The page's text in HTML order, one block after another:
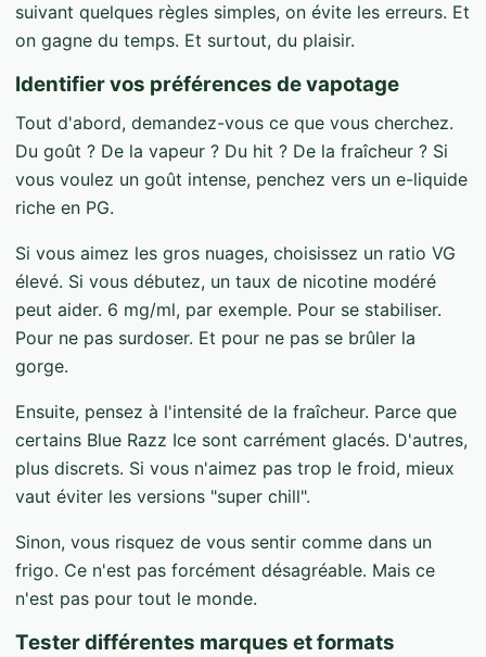
suivant quelques règles simples, on évite les erreurs. Et
on gagne du temps. Et surtout, du plaisir.
Identifier vos préférences de vapotage
Tout d'abord, demandez-vous ce que vous cherchez.
Du goût ? De la vapeur ? Du hit ? De la fraîcheur ? Si
vous voulez un goût intense, penchez vers un e-liquide
riche en PG.
Si vous aimez les gros nuages, choisissez un ratio VG
élevé. Si vous débutez, un taux de nicotine modéré
peut aider. 6 mg/ml, par exemple. Pour se stabiliser.
Pour ne pas surdoser. Et pour ne pas se brûler la
gorge.
Ensuite, pensez à l'intensité de la fraîcheur. Parce que
certains Blue Razz Ice sont carrément glacés. D'autres,
plus discrets. Si vous n'aimez pas trop le froid, mieux
vaut éviter les versions "super chill".
Sinon, vous risquez de vous sentir comme dans un
frigo. Ce n'est pas forcément désagréable. Mais ce
n'est pas pour tout le monde.
Tester différentes marques et formats